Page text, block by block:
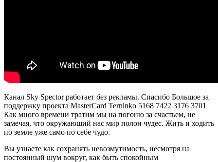
Канал Sky Spector работает без рекламы. Спасибо Большое за
поддержку проекта MasterCard Terninko 5168 7422 3176 3701
Как много времени тратим мы на погоню за счастьем, не
замечая, что окружающий нас мир полон чудес. Жить и ходить
по земле уже само по себе чудо.
Вы узнаете как сохранять невозмутимость, несмотря на
постоянный шум вокруг, как быть спокойным